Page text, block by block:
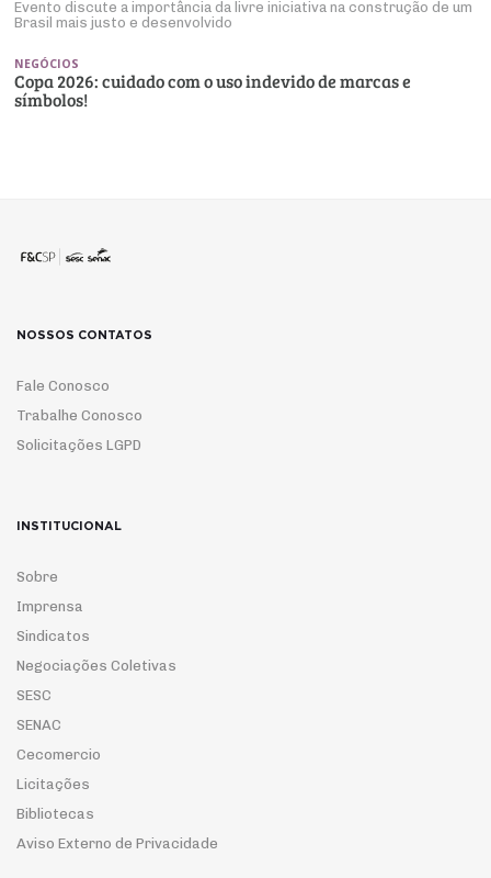
Evento discute a importância da livre iniciativa na construção de um
Brasil mais justo e desenvolvido
NEGÓCIOS
Copa 2026: cuidado com o uso indevido de marcas e
símbolos!
NOSSOS CONTATOS
Fale Conosco
Trabalhe Conosco
Solicitações LGPD
INSTITUCIONAL
Sobre
Imprensa
Sindicatos
Negociações Coletivas
SESC
SENAC
Cecomercio
Licitações
Bibliotecas
Aviso Externo de Privacidade